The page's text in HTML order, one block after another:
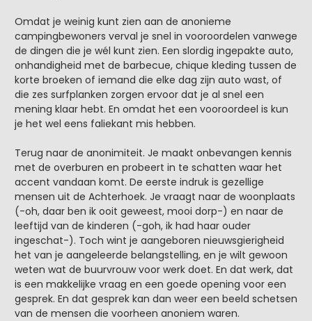
Omdat je weinig kunt zien aan de anonieme
campingbewoners verval je snel in vooroordelen vanwege
de dingen die je wél kunt zien. Een slordig ingepakte auto,
onhandigheid met de barbecue, chique kleding tussen de
korte broeken of iemand die elke dag zijn auto wast, of
die zes surfplanken zorgen ervoor dat je al snel een
mening klaar hebt. En omdat het een vooroordeel is kun
je het wel eens faliekant mis hebben.
Terug naar de anonimiteit. Je maakt onbevangen kennis
met de overburen en probeert in te schatten waar het
accent vandaan komt. De eerste indruk is gezellige
mensen uit de Achterhoek. Je vraagt naar de woonplaats
(-oh, daar ben ik ooit geweest, mooi dorp-) en naar de
leeftijd van de kinderen (-goh, ik had haar ouder
ingeschat-). Toch wint je aangeboren nieuwsgierigheid
het van je aangeleerde belangstelling, en je wilt gewoon
weten wat de buurvrouw voor werk doet. En dat werk, dat
is een makkelijke vraag en een goede opening voor een
gesprek. En dat gesprek kan dan weer een beeld schetsen
van de mensen die voorheen anoniem waren.